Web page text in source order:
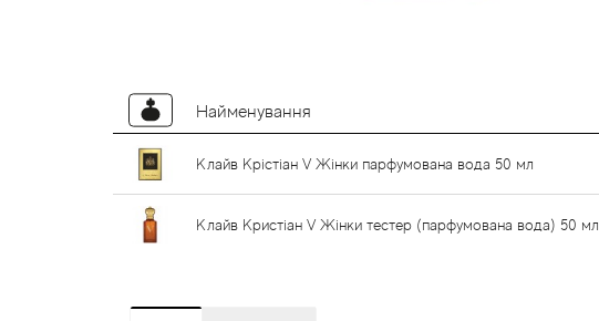
Найменування
Клайв Крістіан V Жінки парфумована вода 50 мл
Клайв Кристіан V Жінки тестер (парфумована вода) 50 мл